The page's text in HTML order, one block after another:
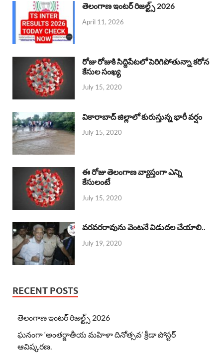
తెలంగాణ ఇంటర్ రిజల్ట్స్ 2026
April 11, 2026
రోజు రోజుకి సిద్దిపేటలో పెరిగిపోతున్నా కరోన
కేసుల సంఖ్య
July 15, 2020
వికారాబాద్ జిల్లాలో కురుస్తున్న భారీ వర్షం
July 15, 2020
ఈ రోజు తెలంగాణ వ్యాప్తంగా ఎన్ని
కేసులంటే
July 15, 2020
వరవరరావును వెంటనే విడుదల చేయాలి..
July 19, 2020
RECENT POSTS
తెలంగాణ ఇంటర్ రిజల్ట్స్ 2026
ఘనంగా ‘అంతర్జాతీయ మహిళా దినోత్సవ’ క్రీడా పోస్టర్
ఆవిష్కరణ.